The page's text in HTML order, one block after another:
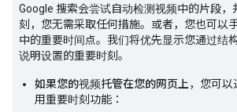
Google 搜索会尝试自动检测视频中的片段，
刻，您无需采取任何措施。或者，您也可以
中的重要时间点。我们将优先显示您通过结
说明设置的重要时刻。
如果您的视频托管在您的网页上，您可以
用重要时刻功能：